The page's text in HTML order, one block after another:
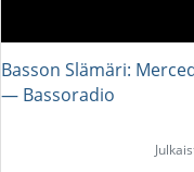
Basson Slämäri:
― Bassoradio